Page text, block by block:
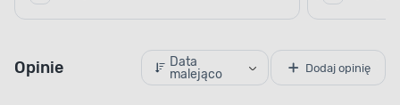
Opinie
Data
malejąco
Dodaj opinię